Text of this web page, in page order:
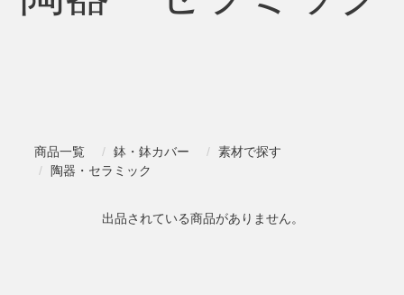
商品一覧 鉢・鉢カバー
素材で探す
陶器・セラミック
出品されている商品がありません。